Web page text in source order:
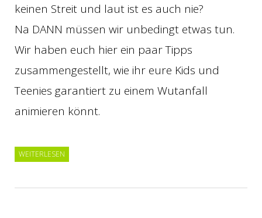
keinen Streit und laut ist es auch nie?
Na DANN müssen wir unbedingt etwas tun.
Wir haben euch hier ein paar Tipps
zusammengestellt, wie ihr eure Kids und
Teenies garantiert zu einem Wutanfall
animieren könnt.
WEITERLESEN